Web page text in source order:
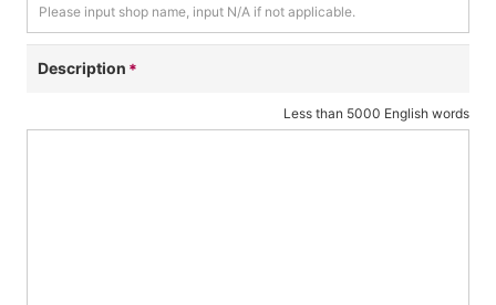
Description
Less than 5000 English words